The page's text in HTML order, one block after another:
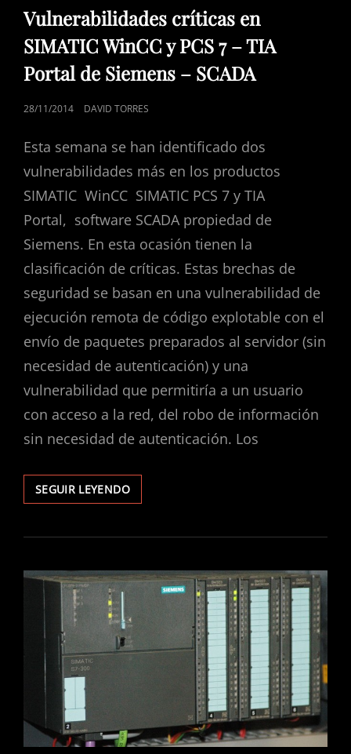
DE
CATEGORÍAS
Vulnerabilidades críticas en
SIMATIC WinCC y PCS 7 – TIA
Portal de Siemens – SCADA
PUBLICADO
28/11/2014 DAVID TORRES
Esta semana se han identificado dos
vulnerabilidades más en los productos
SIMATIC WinCC SIMATIC PCS 7 y TIA
Portal, software SCADA propiedad de
Siemens. En esta ocasión tienen la
clasificación de críticas. Estas brechas de
seguridad se basan en una vulnerabilidad de
ejecución remota de código explotable con el
envío de paquetes preparados al servidor (sin
necesidad de autenticación) y una
vulnerabilidad que permitiría a un usuario
con acceso a la red, del robo de información
sin necesidad de autenticación. Los
SEGUIR LEYENDOVULNERABILIDADES
CRÍTICAS
SIMATIC
Y
–
TIA
PORTAL